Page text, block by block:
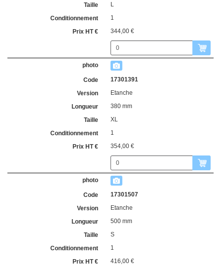
L
1
344,00 €
17301391
Etanche
380 mm
XL
1
354,00 €
17301507
Etanche
500 mm
S
1
416,00 €